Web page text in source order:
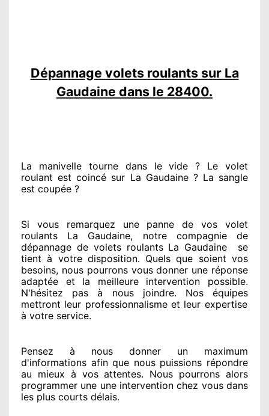
Dépannage volets roulants sur La
Gaudaine dans le 28400.
La manivelle tourne dans le vide ? Le volet
roulant est coincé sur La Gaudaine ? La sangle
est coupée ?
Si vous remarquez une panne de vos volet
roulants La Gaudaine, notre compagniede
dépannage de volets roulants La Gaudaine
se
tient à votre disposition. Quels que soient vos
besoins, nous pourrons vous donner une réponse
adaptée et la meilleure intervention possible.
N'hésitez pas à nous joindre. Nos équipes
mettront leur professionnalismeet leur expertise
à votre service.
Pensez à nous donner un maximum
d'informations afin que nous puissions répondre
au mieux à vos attentes. Nous pourrons alors
programmer une une intervention chez vousdans
les plus courts délais.